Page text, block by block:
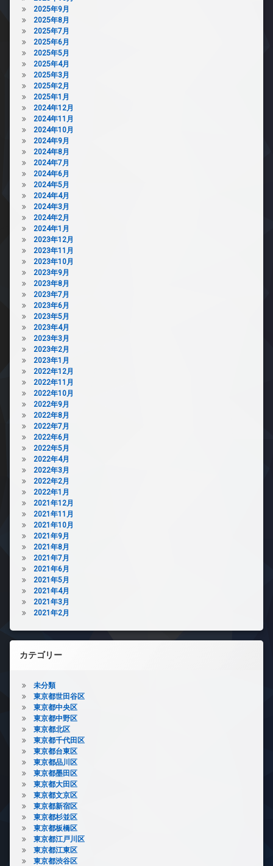
2025年9月
2025年8月
2025年7月
2025年6月
2025年5月
2025年4月
2025年3月
2025年2月
2025年1月
2024年12月
2024年11月
2024年10月
2024年9月
2024年8月
2024年7月
2024年6月
2024年5月
2024年4月
2024年3月
2024年2月
2024年1月
2023年12月
2023年11月
2023年10月
2023年9月
2023年8月
2023年7月
2023年6月
2023年5月
2023年4月
2023年3月
2023年2月
2023年1月
2022年12月
2022年11月
2022年10月
2022年9月
2022年8月
2022年7月
2022年6月
2022年5月
2022年4月
2022年3月
2022年2月
2022年1月
2021年12月
2021年11月
2021年10月
2021年9月
2021年8月
2021年7月
2021年6月
2021年5月
2021年4月
2021年3月
2021年2月
カテゴリー
未分類
東京都世田谷区
東京都中央区
東京都中野区
東京都北区
東京都千代田区
東京都台東区
東京都品川区
東京都墨田区
東京都大田区
東京都文京区
東京都新宿区
東京都杉並区
東京都板橋区
東京都江戸川区
東京都江東区
東京都渋谷区